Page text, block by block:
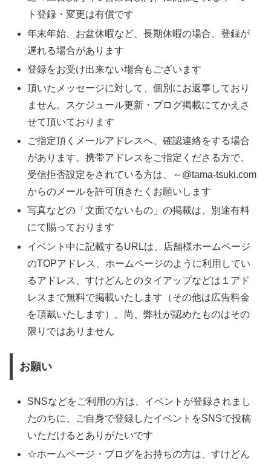
ト登録・変更は有償です
年末年始、お盆休暇など、長期休暇の場合、登録が
遅れる場合があります
登録をお受け出来ない場合もございます
頂いたメッセージに対して、個別にお返事しており
ません。スケジュール更新・ブログ掲載にてかえさ
せて頂いております
ご指定頂くメールアドレスへ、確認連絡をする場合
があります。携帯アドレスをご指定くださる方で、
受信拒否設定をされている方は、～@tama-tsuki.com
からのメールを許可頂きたくお願いします
写真などの「文面でないもの」の掲載は、別途有料
にて賜っております
イベント中に記載するURLは、店舗様ホームページ
のTOPアドレス、ホームページのように利用してい
るアドレス、すけどんとのタイアップなどは１アド
レスまで無料で掲載いたします（その他は広告料金
を頂戴いたします）。尚、弊社が認めたものはその
限りではありません
お願い
SNSなどをご利用の方は、イベントが登録されまし
たのちに、ご自身で登録したイベントをSNSで投稿
いただけるとありがたいです
☆ホームページ・ブログをお持ちの方は、すけどん